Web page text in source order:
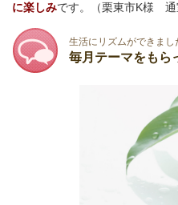
に楽しみです。（栗東市K様 通
生活にリズムができまし
毎月テーマをもら